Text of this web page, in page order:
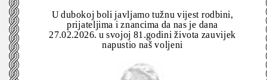
U dubokoj boli javljamo tužnu vijest rodbini,
prijateljima i znancima da nas je dana
27.02.2026. u svojoj 81.godini života zauvijek
napustio naš voljeni